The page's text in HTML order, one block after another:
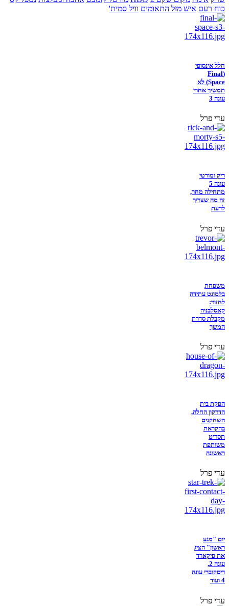
כוח רעם איש מזל התאומים וויל סמית'
חלל אינסופי
(Final
Space) לא
תמשיך אחרי
עונה 3
עדי פרל
ריק ומורטי
עונה 5
מתחילה מחר,
זה מה שצריך
לדעת
עדי פרל
משפחת
בלמונט עתידה
לחזור:
קאסלבניה
מקבלת סדרת
המשך
עדי פרל
הפקת בית
הדרקון החלה,
השחקנים
בהקראת
תסריט
משותפת
ראשונה
עדי פרל
יום "מגע
ראשון" הציג
את פיקארד
עונה 2,
דיסקוברי עונה
4 ועוד
עדי פרל